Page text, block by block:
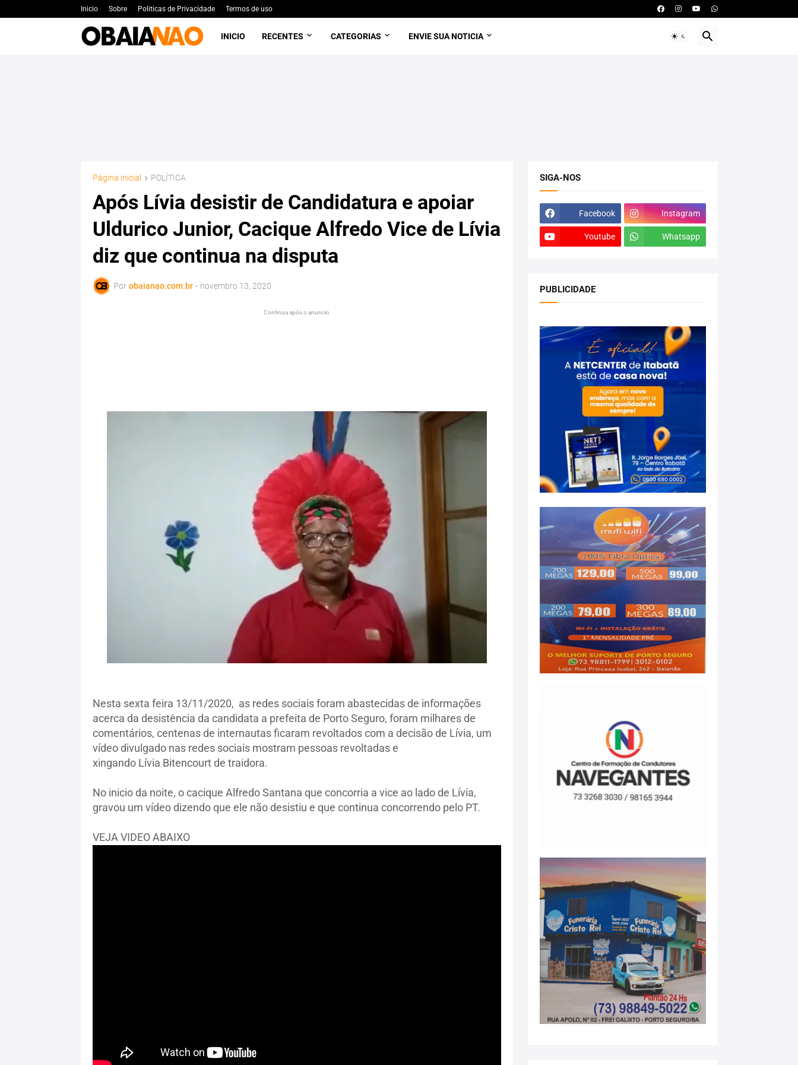
Inicio Sobre Politicas de Privacidade Termos de uso
INICIO RECENTES CATEGORIAS ENVIE SUA NOTICIA
Página inicial POLÍTICA
Após Lívia desistir de Candidatura e apoiar
Uldurico Junior, Cacique Alfredo Vice de Lívia
diz que continua na disputa
Por obaianao.com.br - novembro 13, 2020
Continua após o anuncio
Nesta sexta feira 13/11/2020, as redes sociais foram abastecidas de informações
acerca da desistência da candidata a prefeita de Porto Seguro, foram milhares de
comentários, centenas de internautas ficaram revoltados com a decisão de Lívia, um
vídeo divulgado nas redes sociais mostram pessoas revoltadas e
xingando Lívia Bitencourt de traidora.
No inicio da noite, o cacique Alfredo Santana que concorria a vice ao lado de Lívia,
gravou um vídeo dizendo que ele não desistiu e que continua concorrendo pelo PT.
VEJA VIDEO ABAIXO
SIGA-NOS
Facebook Instagram
Youtube Whatsapp
PUBLICIDADE